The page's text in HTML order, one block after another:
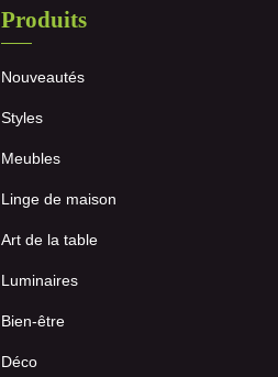
Produits
Nouveautés
Styles
Meubles
Linge de maison
Art de la table
Luminaires
Bien-être
Déco